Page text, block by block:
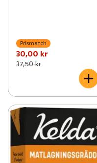
Prismatch
30,00 kr
37,50 kr